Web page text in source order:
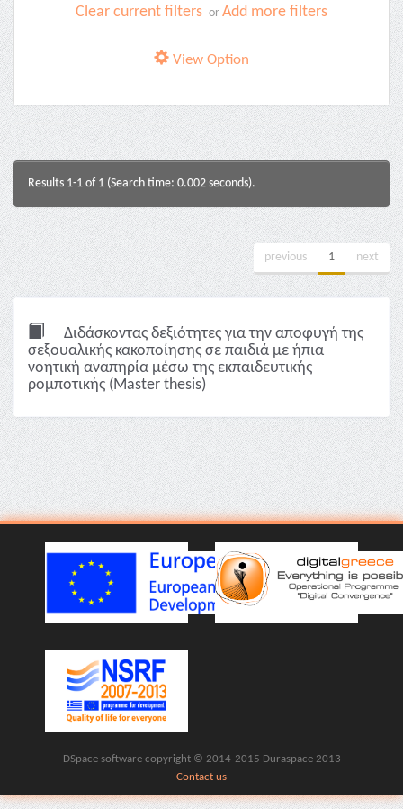
Clear current filters or Add more filters
View Option
Results 1-1 of 1 (Search time: 0.002 seconds).
previous 1 next
Διδάσκοντας δεξιότητες για την αποφυγή της
σεξουαλικής κακοποίησης σε παιδιά με ήπια
νοητική αναπηρία μέσω της εκπαιδευτικής
ρομποτικής (Master thesis)
DSpace software copyright © 2014-2015 Duraspace 2013
Contact us